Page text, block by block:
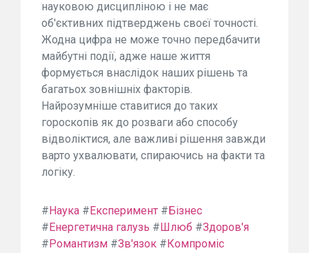
науковою дисципліною і не має
об'єктивних підтверджень своєї точності.
Жодна цифра не може точно передбачити
майбутні події, адже наше життя
формується внаслідок наших рішень та
багатьох зовнішніх факторів.
Найрозумніше ставитися до таких
гороскопів як до розваги або способу
відволіктися, але важливі рішення завжди
варто ухвалювати, спираючись на факти та
логіку.
# Наука # Експеримент # Бізнес
# Енергетична галузь # Шлюб #Здоров'я
# Романтизм #Зв'язок # Компроміс